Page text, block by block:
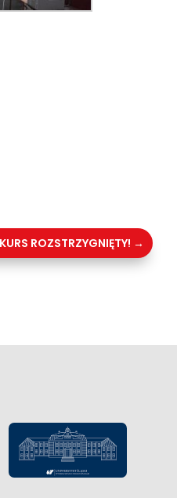
ROZSTRZYGNIĘTY! →